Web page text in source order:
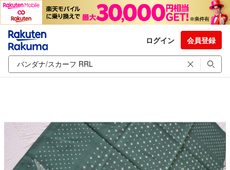
ログイン 会員登録